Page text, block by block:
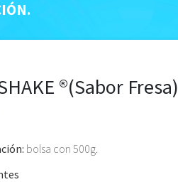
®(Sabor Fresa)
bolsa con 500g.